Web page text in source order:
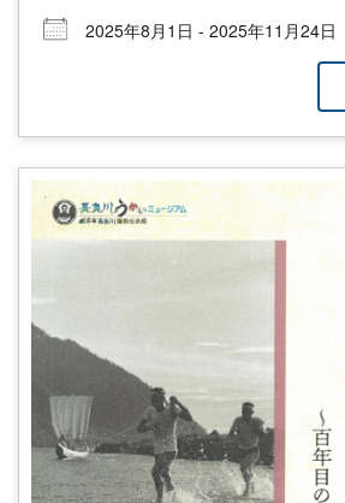
2025年8月1日 - 2025年11月24日